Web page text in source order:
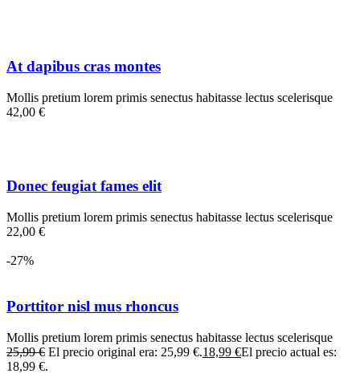
At dapibus cras montes
Mollis pretium lorem primis senectus habitasse lectus scelerisque
42,00 €
Donec feugiat fames elit
Mollis pretium lorem primis senectus habitasse lectus scelerisque
22,00 €
-27%
Porttitor nisl mus rhoncus
Mollis pretium lorem primis senectus habitasse lectus scelerisque
25,99 € El precio original era: 25,99 €.18,99 €El precio actual es:
18,99 €.